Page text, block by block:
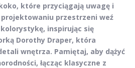
które przyciągają uwagę i
projektowaniu przestrzeni weź
inspirując się
Dorothy Draper, która
wnętrza. Pamiętaj, aby dążyć
łącząc klasyczne z